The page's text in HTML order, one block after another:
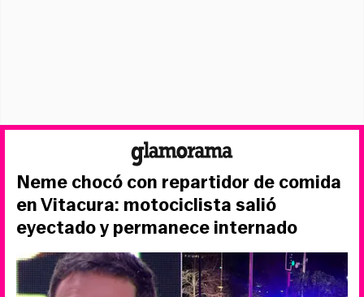
Neme chocó con repartidor de comida
en Vitacura: motociclista salió
eyectado y permanece internado